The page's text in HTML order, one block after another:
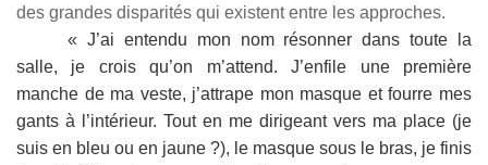
des grandes disparités qui existent entre les approches.
« J’ai entendu mon nom résonner dans toute la
salle, je crois qu’on m’attend. J’enfile une première
manche de ma veste, j’attrape mon masque et fourre mes
gants à l’intérieur. Tout en me dirigeant vers ma place (je
suis en bleu ou en jaune ?), le masque sous le bras, je finis